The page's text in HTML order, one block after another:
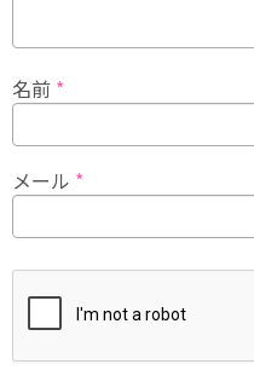
名前 *
メール *